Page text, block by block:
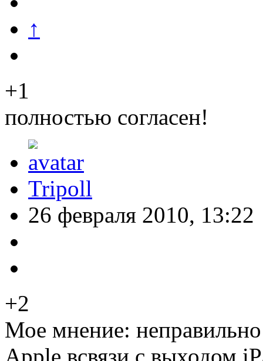
↑
+1
полностью согласен!
Tripoll
26 февраля 2010, 13:22
+2
Мое мнение: